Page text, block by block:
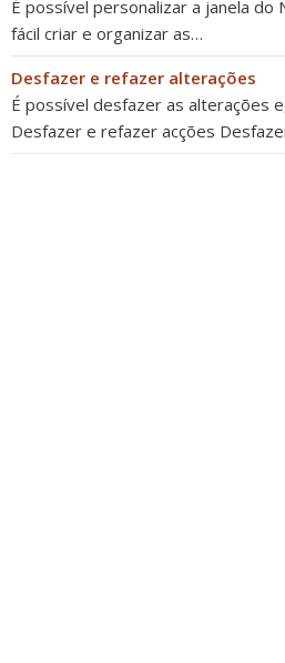
É possível personalizar a janela do
fácil criar e organizar as…
Desfazer e refazer alterações
É possível desfazer as alterações
Desfazer e refazer acções